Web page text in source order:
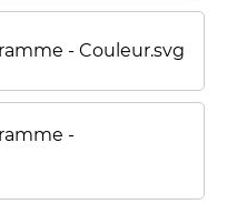
- Couleur.svg
-